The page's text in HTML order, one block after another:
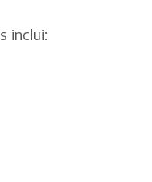
inclui: